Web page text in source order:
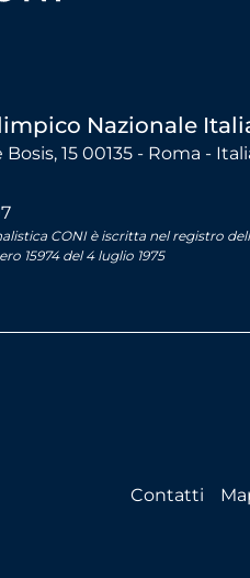
Nazionale
15 00135 - Roma -
CONI è iscritta nel registro
15974 del 4 luglio 1975
Contatti